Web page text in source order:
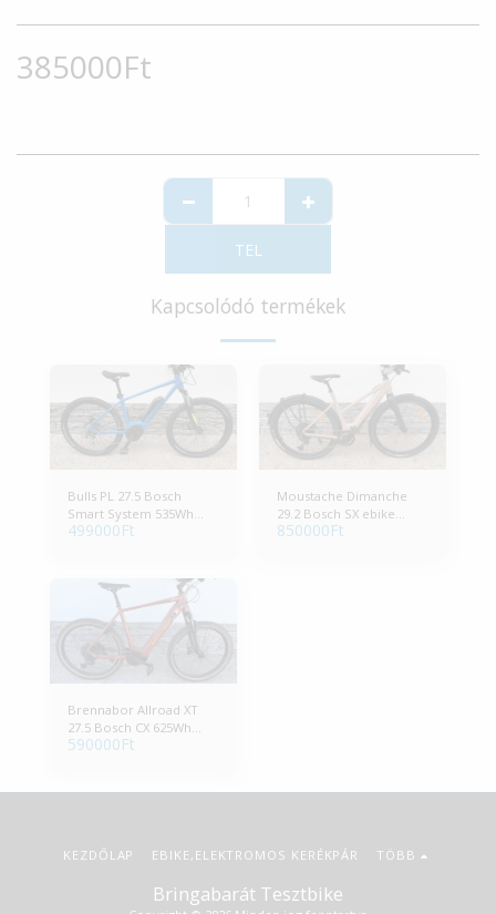
385000Ft
TEL
Kapcsolódó termékek
Bulls PL 27.5 Bosch
Smart System 535Wh
ebike
499000Ft
Moustache Dimanche
29.2 Bosch SX ebike
elektromos kerékpár
850000Ft
Brennabor Allroad XT
27.5 Bosch CX 625Wh
ebike
590000Ft
Bringabarát Tesztbike
KEZDŐLAP EBIKE,ELEKTROMOS KERÉKPÁR TÖBB